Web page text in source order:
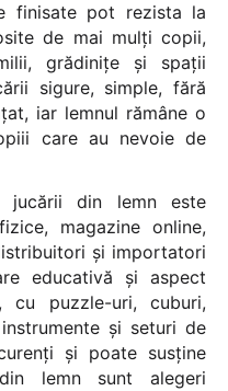
finisate pot rezista la
de mai mulți copii,
grădinițe și spații
sigure, simple, fără
iar lemnul rămâne o
care au nevoie de
jucării din lemn este
magazine online,
și importatori
educativă și aspect
cu puzzle-uri, cuburi,
și seturi de
și poate susține
lemn sunt alegeri